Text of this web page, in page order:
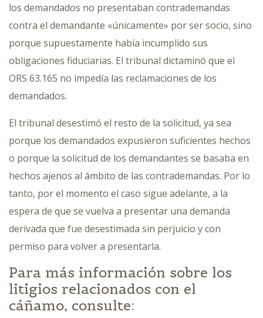
los demandados no presentaban contrademandas
contra el demandante «únicamente» por ser socio, sino
porque supuestamente había incumplido sus
obligaciones fiduciarias. El tribunal dictaminó que el
ORS 63.165 no impedía las reclamaciones de los
demandados.
El tribunal desestimó el resto de la solicitud, ya sea
porque los demandados expusieron suficientes hechos
o porque la solicitud de los demandantes se basaba en
hechos ajenos al ámbito de las contrademandas. Por lo
tanto, por el momento el caso sigue adelante, a la
espera de que se vuelva a presentar una demanda
derivada que fue desestimada sin perjuicio y con
permiso para volver a presentarla.
Para más información sobre los
litigios relacionados con el
cáñamo, consulte: